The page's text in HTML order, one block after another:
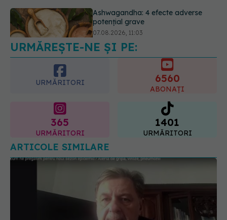
Ți-ai mărit buzele? Cele 4 greșeli
care pot strica rezultatul după
injectarea cu acid hialuronic
07.08.2026, 13:54
URMĂREȘTE-NE ȘI PE:
URMĂRITORI
365 1401
ARTICOLE SIMILARE